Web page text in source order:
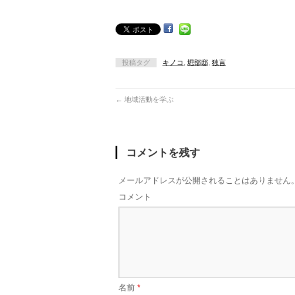
投稿タグ キノコ , 堀部邸, 独言
← 地域活動を学ぶ
コメントを残す
メールアドレスが公開されることはありません。
コメント
名前 *